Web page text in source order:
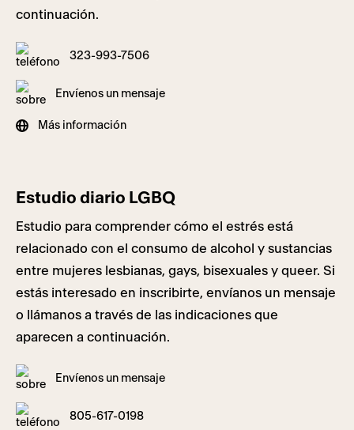
continuación.
323-993-7506
Envíenos un mensaje
Más información
Estudio diario LGBQ
Estudio para comprender cómo el estrés está
relacionado con el consumo de alcohol y sustancias
entre mujeres lesbianas, gays, bisexuales y queer. Si
estás interesado en inscribirte, envíanos un mensaje
o llámanos a través de las indicaciones que
aparecen a continuación.
Envíenos un mensaje
805-617-0198